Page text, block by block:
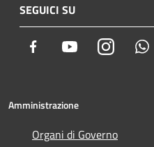
SEGUICI SU
Facebook YoutubeInstagram
Amministrazione
Organi di Governo